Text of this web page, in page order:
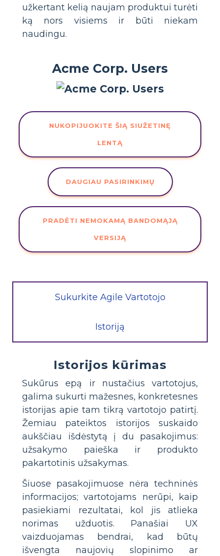
užkertant kelią naujam produktui turėti
ką nors visiems ir būti niekam
naudingu.
Acme Corp. Users
NUKOPIJUOKITE ŠIĄ SIUŽETINĘ
LENTĄ
DAUGIAU PASIRINKIMŲ
PRADĖTI NEMOKAMĄ BANDOMĄJĄ
VERSIJĄ
Sukurkite Agile Vartotojo
Istoriją
Istorijos kūrimas
Sukūrus epą ir nustačius vartotojus,
galima sukurti mažesnes, konkretesnes
istorijas apie tam tikrą vartotojo patirtį.
Žemiau pateiktos istorijos suskaido
aukščiau išdėstytą į du pasakojimus:
užsakymo paieška ir produkto
pakartotinis užsakymas.
Šiuose pasakojimuose nėra techninės
informacijos; vartotojams nerūpi, kaip
pasiekiami rezultatai, kol jis atlieka
norimas užduotis. Panašiai UX
vaizduojamas bendrai, kad būtų
išvengta naujovių slopinimo ar